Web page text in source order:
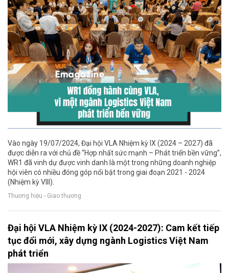
Vào ngày 19/07/2024, Đại hội VLA Nhiệm kỳ IX (2024 – 2027) đã
được diễn ra với chủ đề “Hợp nhất sức mạnh – Phát triển bền vững”,
WR1 đã vinh dự được vinh danh là một trong những doanh nghiệp
hội viên có nhiều đóng góp nổi bật trong giai đoạn 2021 - 2024
(Nhiệm kỳ VIII).
Thương hiệu - Giao thương
Đại hội VLA Nhiệm kỳ IX (2024-2027): Cam kết tiếp
tục đổi mới, xây dựng ngành Logistics Việt Nam
phát triển